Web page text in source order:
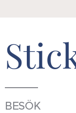
BESÖK